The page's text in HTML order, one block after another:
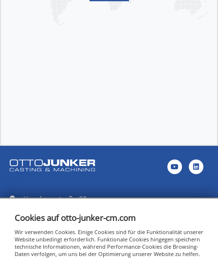
Jägerhausstraße 22
52152 Simmerath - Lammersdorf
info@otto-junker-cm.com
+49 24 73 / 601-0 (Zentrale)
+49 24 73 / 601-155 (Vertrieb)
Cookies auf otto-junker-cm.com
Wir verwenden Cookies. Einige Cookies sind für die Funktionalität unserer
Website unbedingt erforderlich. Funktionale Cookies hingegen speichern
technische Informationen, während Performance-Cookies die Browsing-
Daten verfolgen, um uns bei der Optimierung unserer Website zu helfen.